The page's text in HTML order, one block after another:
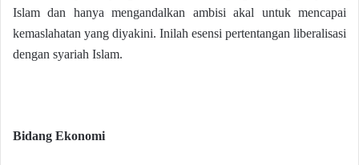
Islam dan hanya mengandalkan ambisi akal untuk mencapai
kemaslahatan yang diyakini. Inilah esensi pertentangan liberalisasi
dengan syariah Islam.
Bidang Ekonomi